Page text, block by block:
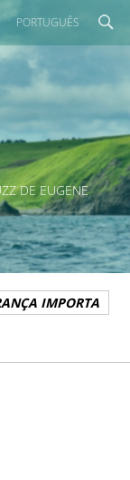
PORTUGUÊS
DE EUGENE
IMPORTA